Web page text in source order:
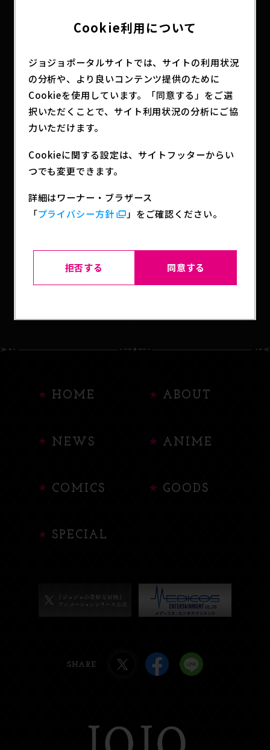
B-SIDE LABEL直営店、WEB SHO
分類 アニメグッズ
大きさ：高さ50mm×幅30mm以内
※サイズは目安となります。数mmの誤差は生じま
す。予めご了承下さい。
HOME ABOUT
NEWS ANIME
COMICS GOODS
SPECIAL
SHARE
Cookie利用について
ジョジョポータルサイトでは、サイトの利用状況
の分析や、より良いコンテンツ提供のために
Cookieを使用しています。「同意する」をご選
択いただくことで、サイト利用状況の分析にご協
力いただけます。
Cookieに関する設定は、サイトフッターからい
つでも変更できます。
詳細はワーナー・ブラザース
「プライバシー方針 」をご確認ください。
拒否する 同意する